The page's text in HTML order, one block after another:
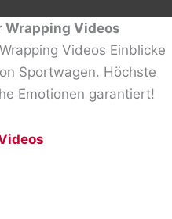
Wrapping Videos
Videos Einblicke
Sportwagen. Höchste
Emotionen garantiert!